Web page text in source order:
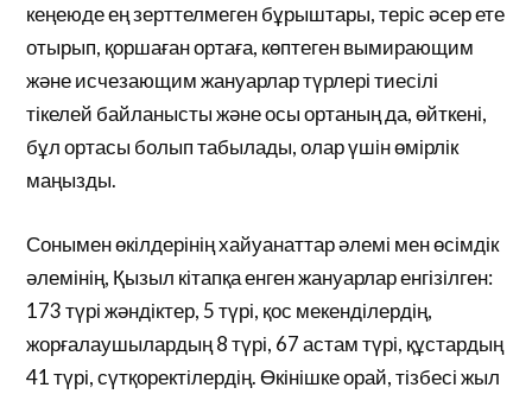
кеңеюде ең зерттелмеген бұрыштары, теріс әсер ете
отырып, қоршаған ортаға, көптеген вымирающим
және исчезающим жануарлар түрлері тиесілі
тікелей байланысты және осы ортаның да, өйткені,
бұл ортасы болып табылады, олар үшін өмірлік
маңызды.
Сонымен өкілдерінің хайуанаттар әлемі мен өсімдік
әлемінің, Қызыл кітапқа енген жануарлар енгізілген:
173 түрі жәндіктер, 5 түрі, қос мекенділердің,
жорғалаушылардың 8 түрі, 67 астам түрі, құстардың
41 түрі, сүтқоректілердің. Өкінішке орай, тізбесі жыл